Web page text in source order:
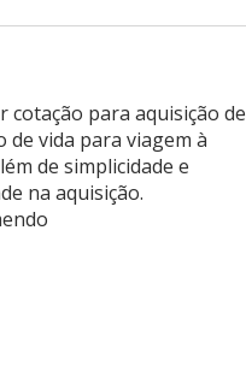
cotação para aquisição de
de vida para viagem à
de simplicidade e
na aquisição.